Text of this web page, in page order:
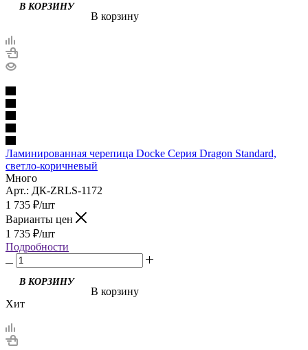
В КОРЗИНУ
В корзину
Ламинированная черепица Docke Серия Dragon Standard,
светло-коричневый
Много
Арт.: ДК-ZRLS-1172
1 735 ₽/шт
Варианты цен
1 735 ₽/шт
Подробности
В КОРЗИНУ
В корзину
Хит